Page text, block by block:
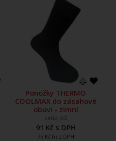
Ponožky THERMO
COOLMAX do zásahové
obuvi - zimní
cena od
91 Kč s DPH
75 Kč bez DPH